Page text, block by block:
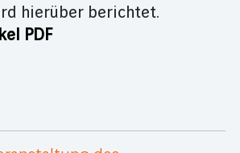
hierüber berichtet.
PDF